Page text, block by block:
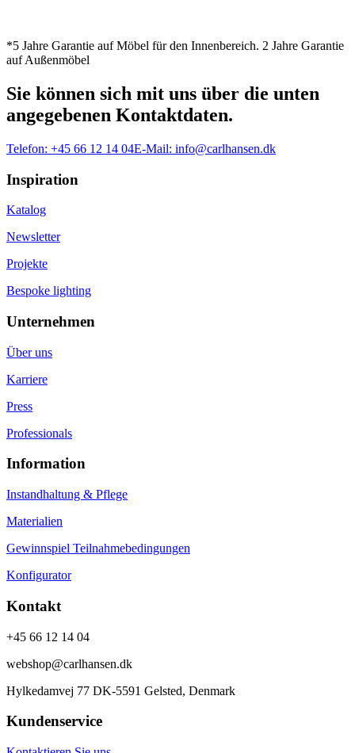
*5 Jahre Garantie auf Möbel für den Innenbereich. 2 Jahre Garantie
auf Außenmöbel
Sie können sich mit uns über die unten
angegebenen Kontaktdaten.
Telefon: +45 66 12 14 04E-Mail: info@carlhansen.dk
Inspiration
Katalog
Newsletter
Projekte
Bespoke lighting
Unternehmen
Über uns
Karriere
Press
Professionals
Information
Instandhaltung & Pflege
Materialien
Gewinnspiel Teilnahmebedingungen
Konfigurator
Kontakt
+45 66 12 14 04
webshop@carlhansen.dk
Hylkedamvej 77 DK-5591 Gelsted, Denmark
Kundenservice